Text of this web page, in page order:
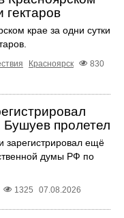
гектаров
крае за одни сутки
Красноярск
830
Бушуев пролетел
зарегистрировал ещё
думы РФ по
1325 07.08.2026